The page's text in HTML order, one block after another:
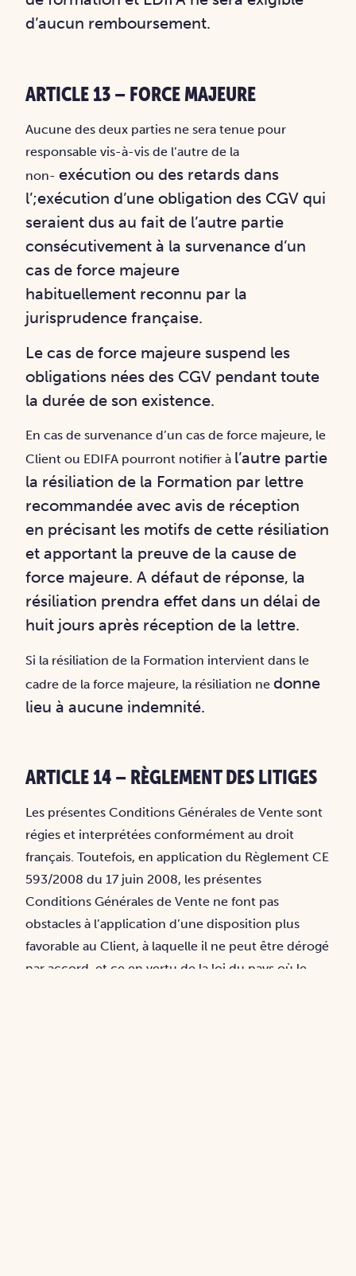
d’aucun remboursement.
ARTICLE 13 – FORCE MAJEURE
Aucune des deux parties ne sera tenue pour
responsable vis-à-vis de l’autre de la
non-exécution ou des retards dans
l’;exécution d’une obligation des CGV qui
seraient dus au fait de l’autre partie
consécutivement à la survenance d’un
cas de force majeure
habituellement reconnu par la
jurisprudence française.
Le cas de force majeure suspend les
obligations nées des CGV pendant toute
la durée de sonexistence.
En cas de survenance d’un cas de force majeure, le
Client ou EDIFA pourront notifier à l’autre partie
la résiliation de la Formation par lettre
recommandée avec avis de réception
en précisant les motifs de cette résiliation
et apportant la preuve de la cause de
force majeure. Adéfaut de réponse, la
résiliation prendra effet dans un délai de
huit jours après réception de la lettre.
Si la résiliation de la Formation intervient dans le
cadre de la force majeure, la résiliation nedonne
lieu à aucune indemnité.
ARTICLE 14 – RÈGLEMENT DES LITIGES
Les présentes Conditions Générales de Vente sont
régies et interprétées conformément au droit
français. Toutefois, en application du Règlement CE
593/2008 du 17 juin 2008, les présentes
Conditions Générales de Vente ne font pas
obstacles à l’application d’une disposition plus
favorable au Client, à laquelle il ne peut être dérogé
par accord, et ce en vertu de la loi du pays où le